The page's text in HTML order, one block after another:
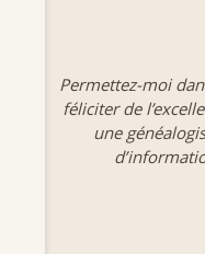
Permettez-moi
féliciter de
une